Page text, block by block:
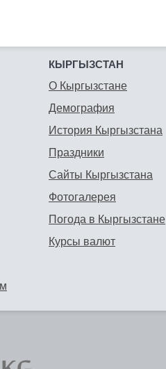
КЫРГЫЗСТАН
О Кыргызстане
Демография
История Кыргызстана
Праздники
Сайты Кыргызстана
Фотогалерея
Погода в Кыргызстане
Курсы валют